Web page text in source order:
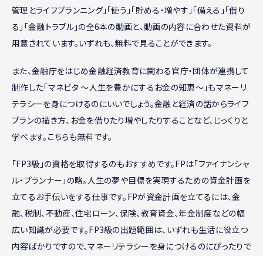
管理とライフプランニング」「使う」「貯める・増やす」「備える」「借り
る」「金融トラブル」の全6本の動画と、動画の内容に合わせた資料が
用意されています。いずれも、無料で見ることができます。
また、金融庁をはじめ金融経済教育に関わる官庁・団体が連携して
制作した「マネビタ ～人生を豊かにするお金の知恵～」もマネーリ
テラシーを身につけるのにいいでしょう。金融と経済の話からライフ
プランの描き方、お金を借りたり増やしたりすることなど、じっくりと
学べます。こちらも無料です。
「FP3級」の資格を取得するのもおすすめです。FPは「ファイナンシャ
ル・プランナー」の略。人生の夢や目標を実現するための資金計画を
立てるお手伝いをする仕事です。FPが資金計画を立てるには、金
融、税制、不動産、住宅ローン、保険、教育資金、年金制度などの幅
広い知識が必要です。FP3級の出題範囲は、いずれも生活に役立つ
内容ばかりですので、マネーリテラシーを身につけるのにぴったりで